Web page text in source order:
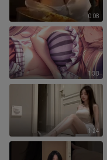
0:08
1:38
1:24